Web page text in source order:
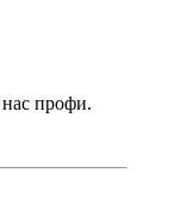
профи.